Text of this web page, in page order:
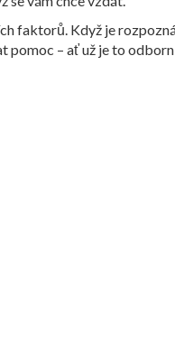
faktorů. Když je
pomoc – ať už je to